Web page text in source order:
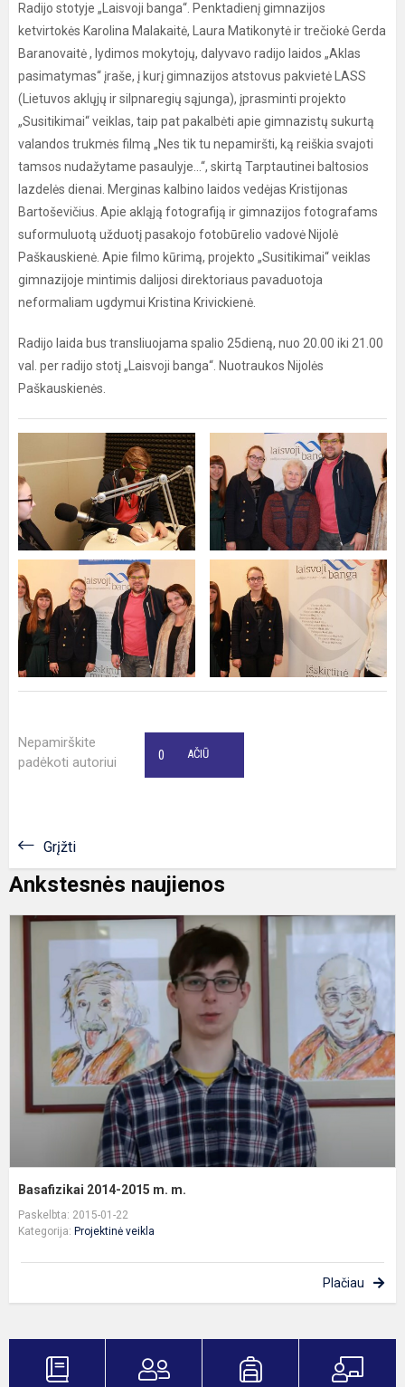
Radijo stotyje „Laisvoji banga“. Penktadienį gimnazijos
ketvirtokės Karolina Malakaitė, Laura Matikonytė ir trečiokė Gerda
Baranovaitė , lydimos mokytojų, dalyvavo radijo laidos „Aklas
pasimatymas“ įraše, į kurį gimnazijos atstovus pakvietė LASS
(Lietuvos aklųjų ir silpnaregių sąjunga), įprasminti projekto
„Susitikimai“ veiklas, taip pat pakalbėti apie gimnazistų sukurtą
valandos trukmės filmą „Nes tik tu nepamiršti, ką reiškia svajoti
tamsos nudažytame pasaulyje...“, skirtą Tarptautinei baltosios
lazdelės dienai. Merginas kalbino laidos vedėjas Kristijonas
Bartoševičius. Apie akląją fotografiją ir gimnazijos fotografams
suformuluotą užduotį pasakojo fotobūrelio vadovė Nijolė
Paškauskienė. Apie filmo kūrimą, projekto „Susitikimai“ veiklas
gimnazijoje mintimis dalijosi direktoriaus pavaduotoja
neformaliam ugdymui Kristina Krivickienė.
Radijo laida bus transliuojama spalio 25dieną, nuo 20.00 iki 21.00
val. per radijo stotį „Laisvoji banga“. Nuotraukos Nijolės
Paškauskienės.
Nepamirškite
padėkoti autoriui
AČIŪ
0
Grįžti
Ankstesnės naujienos
Basafizikai 2014-2015 m. m.
Paskelbta: 2015-01-22
Kategorija: Projektinė veikla
Plačiau